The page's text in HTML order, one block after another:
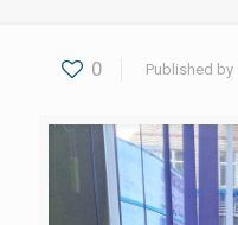
0 Published by